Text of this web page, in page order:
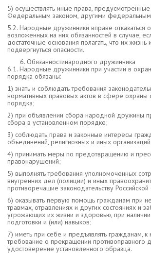
5) осуществлять иные права,
Федеральным законом, другими
5.2. Народные дружинники вправе отказаться
возложенных на них обязанностей в случае,
достаточные основания полагать, что их
подвергнуться опасности.
Обязанностинародного дружинника
6.1. Народные дружинники при участии в
порядка обязаны:
1) знать и соблюдать требования
нормативных правовых актов в сфере охраны
порядка;
2) при объявлении сбора народной дружины
сбора в установленном порядке;
3) соблюдать права и законные интересы
объединений, религиозных и иных
4) принимать меры по предотвращению и
правонарушений;
5) выполнять требования уполномоченных
внутренних дел (полиции) и иных
противоречащие законодательству
6) оказывать первую помощь гражданам при
травмах, отравлениях и других состояниях и
угрожающих их жизни и здоровью, при
подготовки и (или) навыков;
7) иметь при себе и предъявлять гражданам,
требование о прекращении противоправного
удостоверение установленного образца.